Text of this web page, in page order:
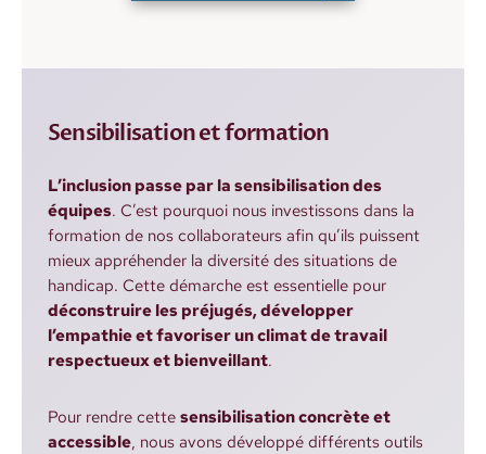
Sensibilisation et formation
L’inclusion passe par la sensibilisation des
équipes. C’est pourquoi nous investissons dans la
formation de nos collaborateurs afin qu’ils puissent
mieux appréhender la diversité des situations de
handicap. Cette démarche est essentielle pour
déconstruire les préjugés, développer
l’empathie et favoriser un climat de travail
respectueux et bienveillant.
Pour rendre cette sensibilisation concrète et
accessible, nous avons développé différents outils